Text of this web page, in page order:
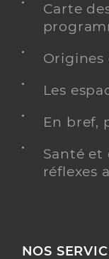
Carte
Origines
Les
En bref,
Santé et
réflexes
NOS